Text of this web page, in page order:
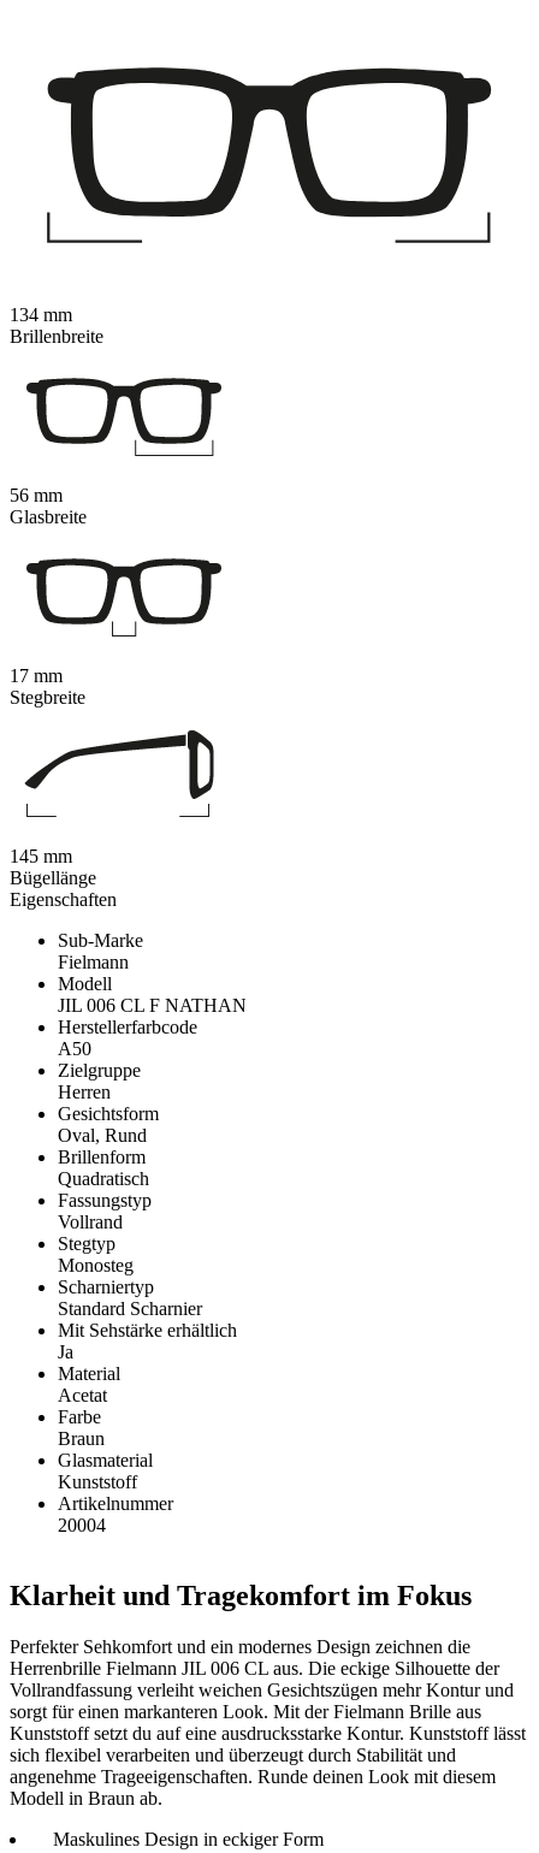
Eigenschaften
Sub-Marke
Fielmann
Modell
JIL 006 CL F NATHAN
Herstellerfarbcode
A50
Zielgruppe
Herren
Gesichtsform
Oval, Rund
Brillenform
Quadratisch
Fassungstyp
Vollrand
Stegtyp
Monosteg
Scharniertyp
Standard Scharnier
Mit Sehstärke erhältlich
Ja
Material
Acetat
Farbe
Braun
Glasmaterial
Kunststoff
Artikelnummer
20004
Klarheit und Tragekomfort im Fokus
Perfekter Sehkomfort und ein modernes Design zeichnen die
Herrenbrille Fielmann JIL 006 CL aus. Die eckige Silhouette der
Vollrandfassung verleiht weichen Gesichtszügen mehr Kontur und
sorgt für einen markanteren Look. Mit der Fielmann Brille aus
Kunststoff setzt du auf eine ausdrucksstarke Kontur. Kunststoff lässt
sich flexibel verarbeiten und überzeugt durch Stabilität und
angenehme Trageeigenschaften. Runde deinen Look mit diesem
Modell in Braun ab.
Maskulines Design in eckiger Form
134 mm
Brillenbreite
56 mm
Glasbreite
17 mm
Stegbreite
145 mm
Bügellänge